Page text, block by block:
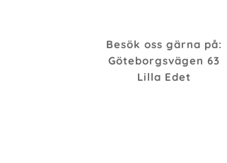
Besök oss gärna på:
Göteborgsvägen 63
Lilla Edet